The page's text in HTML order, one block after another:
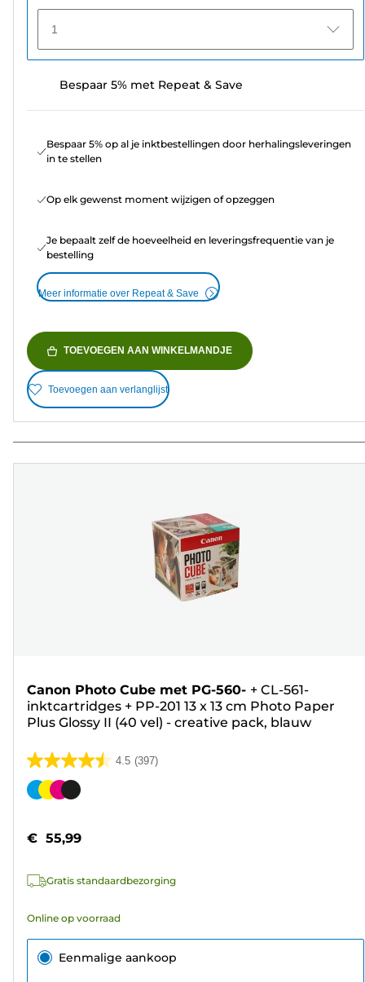
1
Bespaar 5% met Repeat & Save
Bespaar 5% op al je inktbestellingen door herhalingsleveringen
in te stellen
Op elk gewenst moment wijzigen of opzeggen
Je bepaalt zelf de hoeveelheid en leveringsfrequentie van je
bestelling
Meer informatie over Repeat & Save
TOEVOEGEN AAN WINKELMANDJE
Toevoegen aan verlanglijst
Canon Photo Cube met PG-560- + CL-561-
inktcartridges + PP-201 13 x 13 cm Photo Paper
Plus Glossy II (40 vel) - creative pack, blauw
4.5 (397)
4.5
van
sterren.
beoordelingen
Kleurencartridge
€ 55,99
Gratis standaardbezorging
Online op voorraad
Eenmalige aankoop